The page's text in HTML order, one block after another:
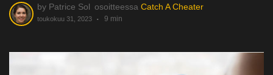
by Patrice Sol osoitteessa Catch A Cheater
toukokuu 31, 2023 9 min